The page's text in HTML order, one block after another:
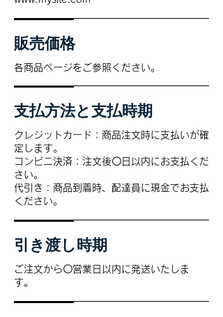
販売価格
各商品ページをご参照ください。
支払方法と支払時期
クレジットカード：商品注文時に支払いが確
定します。
コンビニ決済：注文後〇日以内にお支払くだ
さい。
代引き：商品到着時、配達員に現金でお支払
ください。
引き渡し時期
ご注文から〇営業日以内に発送いたしま
す。